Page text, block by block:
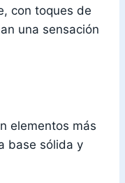
con toques de
una sensación
elementos más
base sólida y